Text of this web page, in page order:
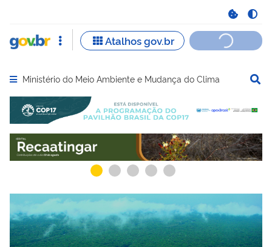
Abrir menu principal de navegação
Ministério do Meio Ambiente e Mudança do Clima
Serviços recomendados para você Serviços